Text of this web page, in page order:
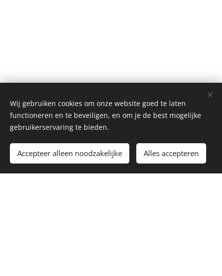
Toevoegen aan de winkelwagen
Wij gebruiken cookies om onze website goed te laten
functioneren en te beveiligen, en om je de best mogelijke
gebruikerservaring te bieden.
Accepteer alleen noodzakelijke Alles accepteren